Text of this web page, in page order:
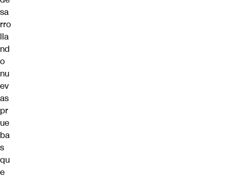
sa
rro
lla
nd
o
nu
ev
as
pr
ue
ba
s
qu
e